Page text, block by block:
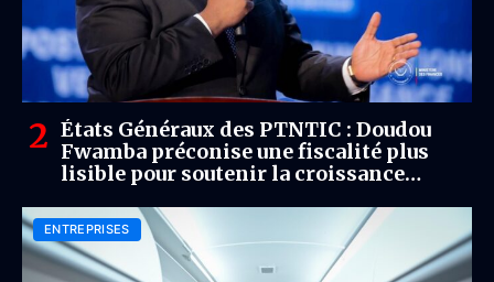
États Généraux des PTNTIC : Doudou
Fwamba préconise une fiscalité plus
lisible pour soutenir la croissance
ENTREPRISES